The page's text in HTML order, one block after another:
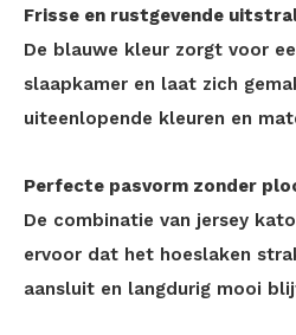
Frisse en rustgevende
De blauwe kleur zorgt voor
slaapkamer en laat zich
uiteenlopende kleuren en
Perfecte pasvorm zonder
De combinatie van jersey
ervoor dat het hoeslaken
aansluit en langdurig mooi